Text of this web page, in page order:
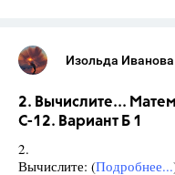
Изольда Иванова
2. Вычислите...
С-12. Вариант Б 1
2.
Вычислите: (Подробнее...